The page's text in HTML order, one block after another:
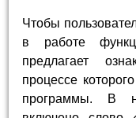
Чтобы
в работе
предлагает
процессе
программы. В